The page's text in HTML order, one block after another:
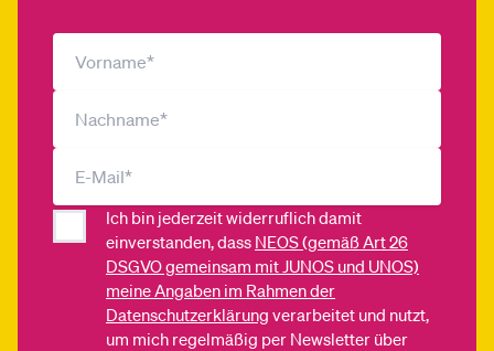
Ich bin jederzeit widerruflich damit
einverstanden, dass NEOS (gemäß Art 26
DSGVO gemeinsam mit JUNOS und UNOS)
meine Angaben im Rahmen der
Datenschutzerklärung verarbeitet und nutzt,
um mich regelmäßig per Newsletter über